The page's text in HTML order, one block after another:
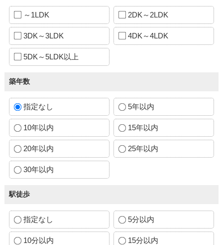
～1LDK 2DK～2LDK
3DK～3LDK 4DK～4LDK
5DK～5LDK以上
築年数
指定なし 5年以内
10年以内 15年以内
20年以内 25年以内
30年以内
駅徒歩
指定なし 5分以内
10分以内 15分以内